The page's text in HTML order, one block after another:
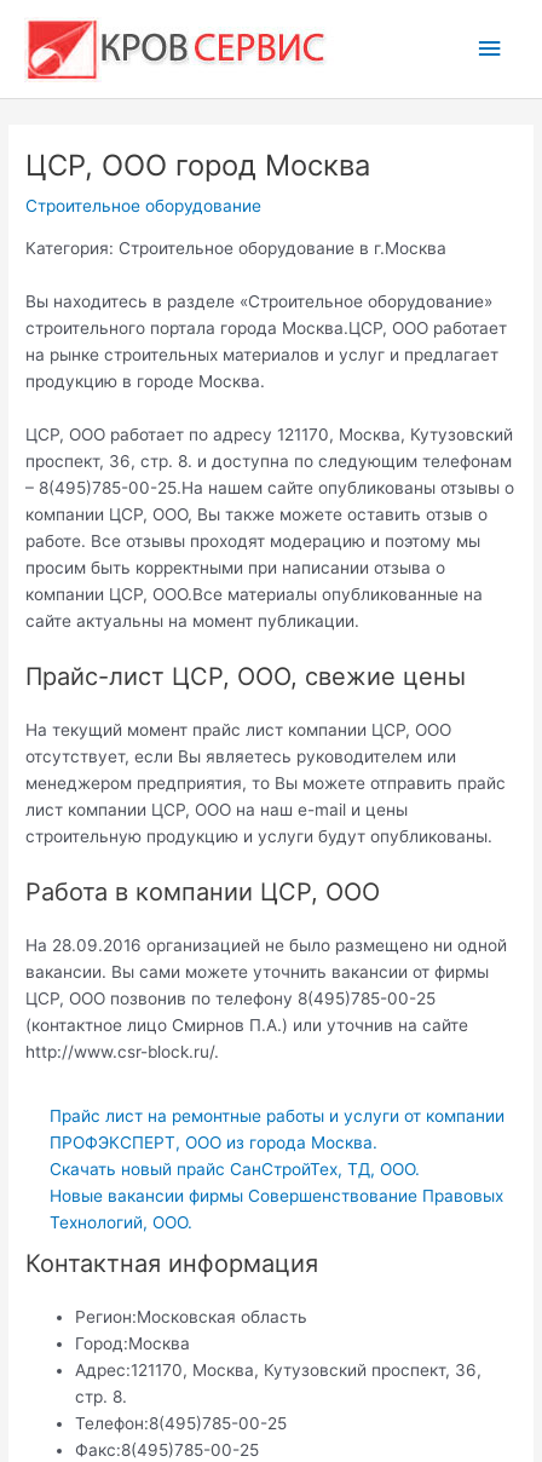
содержимому
ЦСР, ООО город Москва
Строительное оборудование
Категория: Строительное оборудование в г.Москва
Вы находитесь в разделе «Строительное оборудование»
строительного портала города Москва.ЦСР, ООО работает
на рынке строительных материалов и услуг и предлагает
продукцию в городе Москва.
ЦСР, ООО работает по адресу 121170, Москва, Кутузовский
проспект, 36, стр. 8. и доступна по следующим телефонам
– 8(495)785-00-25.На нашем сайте опубликованы отзывы о
компании ЦСР, ООО, Вы также можете оставить отзыв о
работе. Все отзывы проходят модерацию и поэтому мы
просим быть корректными при написании отзыва о
компании ЦСР, ООО.Все материалы опубликованные на
сайте актуальны на момент публикации.
Прайс-лист ЦСР, ООО, свежие цены
На текущий момент прайс лист компании ЦСР, ООО
отсутствует, если Вы являетесь руководителем или
менеджером предприятия, то Вы можете отправить прайс
лист компании ЦСР, ООО на наш e-mail и цены
строительную продукцию и услуги будут опубликованы.
Работа в компании ЦСР, ООО
На 28.09.2016 организацией не было размещено ни одной
вакансии. Вы сами можете уточнить вакансии от фирмы
ЦСР, ООО позвонив по телефону 8(495)785-00-25
(контактное лицо Смирнов П.А.) или уточнив на сайте
http://www.csr-block.ru/.
Прайс лист на ремонтные работы и услуги от компании
ПРОФЭКСПЕРТ, ООО из города Москва.
Скачать новый прайс СанСтройТех, ТД, ООО.
Новые вакансии фирмы Совершенствование Правовых
Технологий, ООО.
Контактная информация
Регион:Московская область
Город:Москва
Адрес:121170, Москва, Кутузовский проспект, 36,
стр. 8.
Телефон:8(495)785-00-25
Факс:8(495)785-00-25